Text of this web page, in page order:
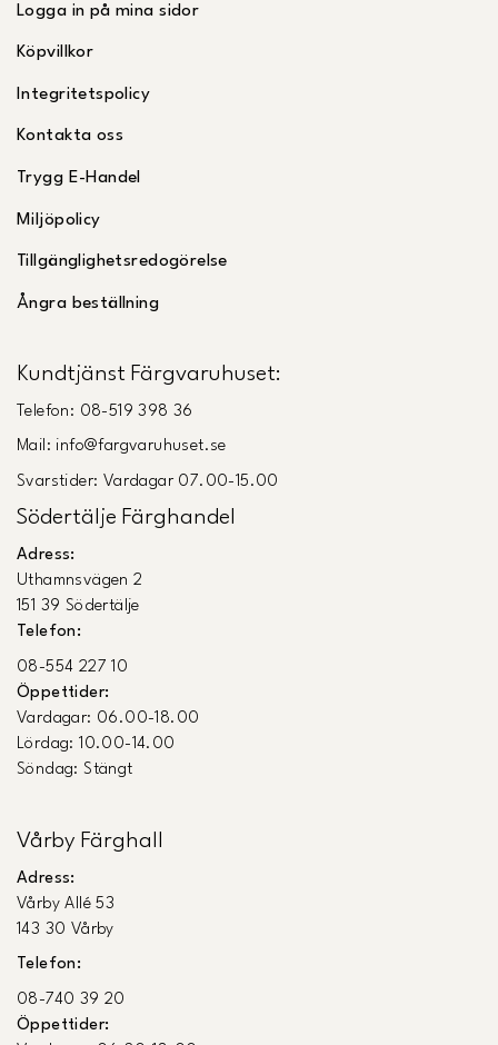
Logga in på mina sidor
Köpvillkor
Integritetspolicy
Kontakta oss
Trygg E-Handel
Miljöpolicy
Tillgänglighetsredogörelse
Ångra beställning
Kundtjänst Färgvaruhuset:
Telefon: 08-519 398 36
Mail: info@fargvaruhuset.se
Svarstider: Vardagar 07.00-15.00
Södertälje Färghandel
Adress:
Uthamnsvägen 2
151 39 Södertälje
Telefon:
08-554 227 10
Öppettider:
Vardagar: 06.00-18.00
Lördag: 10.00-14.00
Söndag: Stängt
Vårby Färghall
Adress:
Vårby Allé 53
143 30 Vårby
Telefon:
08-740 39 20
Öppettider: